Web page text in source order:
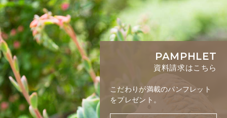
PAMPHLET
資料請求はこちら
こだわりが満載のパンフレット
をプレゼント。